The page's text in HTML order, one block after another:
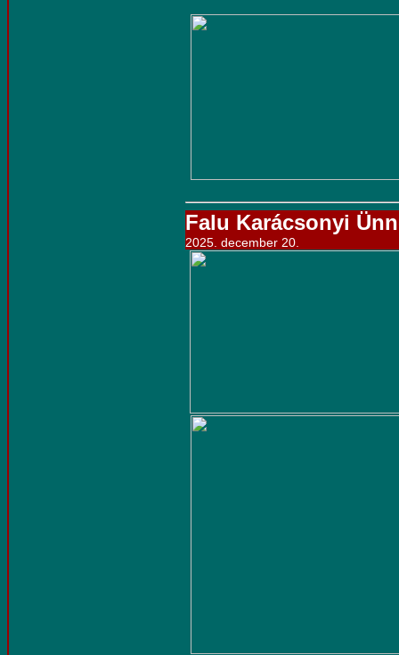
Falu Karácsonyi
2025. december 20.